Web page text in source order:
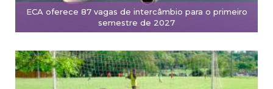
ECA oferece 87 vagas de intercâmbio para o primeiro
semestre de 2027